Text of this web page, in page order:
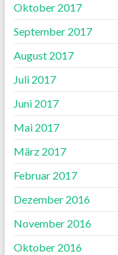
Oktober 2017
September 2017
August 2017
Juli 2017
Juni 2017
Mai 2017
März 2017
Februar 2017
Dezember 2016
November 2016
Oktober 2016